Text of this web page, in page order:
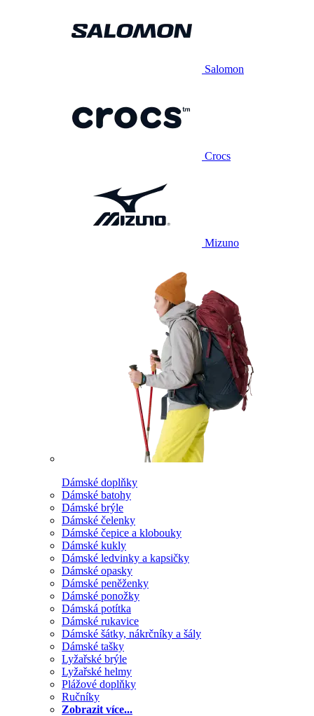
Salomon
Crocs
Mizuno
Dámské doplňky
Dámské batohy
Dámské brýle
Dámské čelenky
Dámské čepice a klobouky
Dámské kukly
Dámské ledvinky a kapsičky
Dámské opasky
Dámské peněženky
Dámské ponožky
Dámská potítka
Dámské rukavice
Dámské šátky, nákrčníky a šály
Dámské tašky
Lyžařské brýle
Lyžařské helmy
Plážové doplňky
Ručníky
Zobrazit více...